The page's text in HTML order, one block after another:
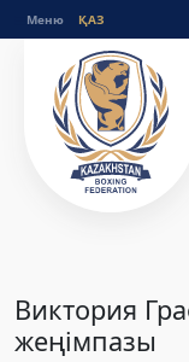
Меню
Виктория
жеңімпазы